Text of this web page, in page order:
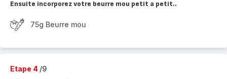
Ensuite incorporez votre beurre mou petit a petit..
75g Beurre mou
Etape 4 /9